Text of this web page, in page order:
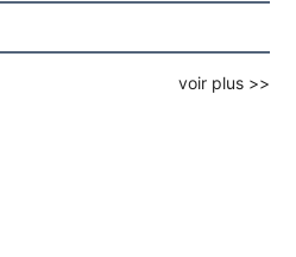
voir plus >>